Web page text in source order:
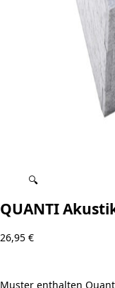
🔍
QUANTI
26,95 €
Muster enthalten